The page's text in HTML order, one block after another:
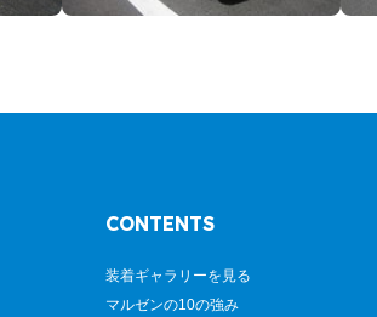
CONTENTS
装着ギャラリーを見る
マルゼンの10の強み